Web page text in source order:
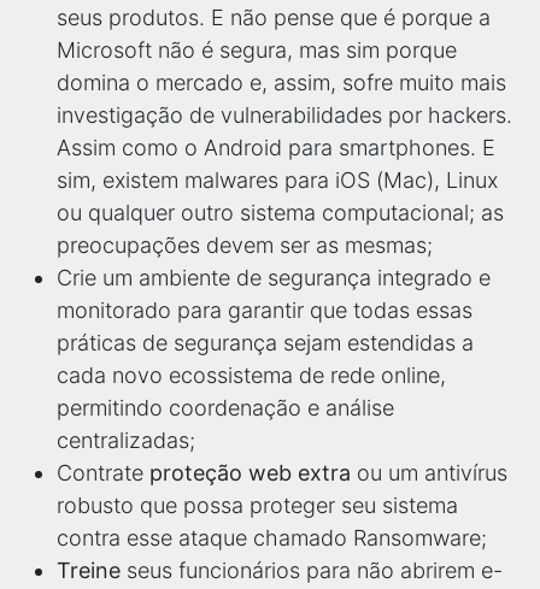
seus produtos. E não pense que é porque a
Microsoft não é segura, mas sim porque
domina o mercado e, assim, sofre muito mais
investigação de vulnerabilidades por hackers.
Assim como o Android para smartphones. E
sim, existem malwares para iOS (Mac), Linux
ou qualquer outro sistema computacional; as
preocupações devem ser as mesmas;
Crie um ambiente de segurança integrado e
monitorado para garantir que todas essas
práticas de segurança sejam estendidas a
cada novo ecossistema de rede online,
permitindo coordenação e análise
centralizadas;
Contrate proteção web extra ou um antivírus
robusto que possa proteger seu sistema
contra esse ataque chamado Ransomware;
Treine seus funcionários para não abrirem e-